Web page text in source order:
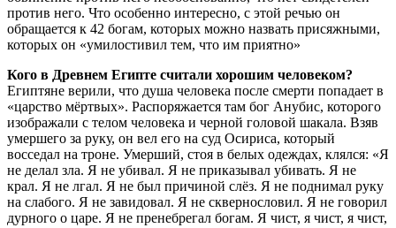
против него. Что особенно интересно, с этой речью он
обращается к 42 богам, которых можно назвать присяжными,
которых он «умилостивил тем, что им приятно»
Кого в Древнем Египте считали хорошим человеком?
Египтяне верили, что душа человека после смерти попадает в
«царство мёртвых». Распоряжается там бог Анубис, которого
изображали с телом человека и черной головой шакала. Взяв
умершего за руку, он вел его на суд Осириса, который
восседал на троне. Умерший, стоя в белых одеждах, клялся: «Я
не делал зла. Я не убивал. Я не приказывал убивать. Я не
крал. Я не лгал. Я не был причиной слёз. Я не поднимал руку
на слабого. Я не завидовал. Я не сквернословил. Я не говорил
дурного о царе. Я не пренебрегал богам. Я чист, я чист, я чист,